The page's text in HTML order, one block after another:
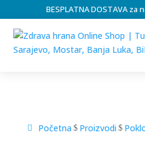
BESPLATNA DOSTAVA za
Početna $ Proizvodi $